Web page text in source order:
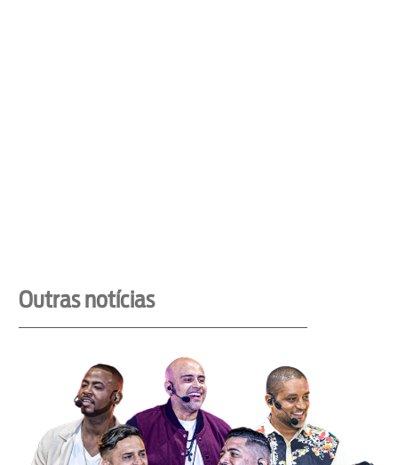
Outras notícias